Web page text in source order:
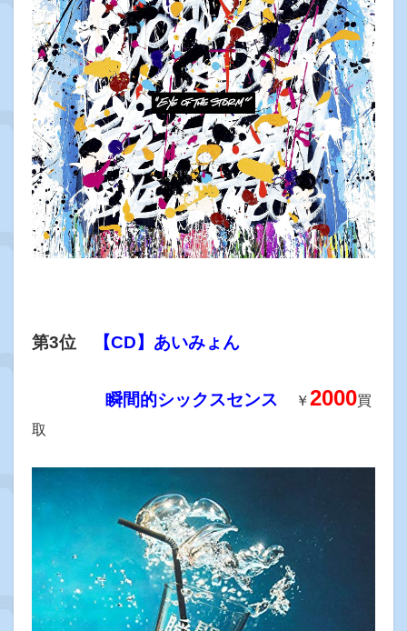
第3位 【CD】あいみょん
瞬間的シックスセンス ￥2000買
取